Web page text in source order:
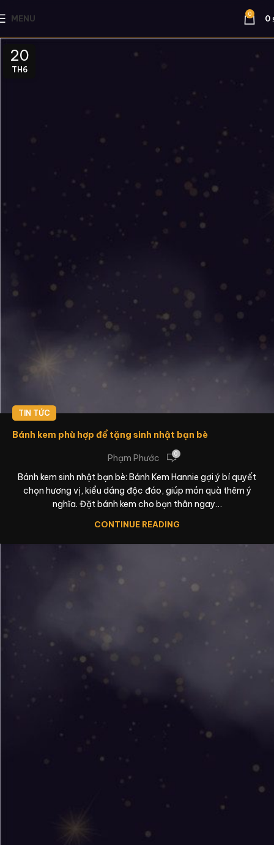
MENU 0 0
20
TH6
TIN TỨC
Bánh kem phù hợp để tặng sinh nhật bạn bè
Phạm Phước 0
Bánh kem sinh nhật bạn bè: Bánh Kem Hannie gợi ý bí quyết
chọn hương vị, kiểu dáng độc đáo, giúp món quà thêm ý
nghĩa. Đặt bánh kem cho bạn thân ngay…
CONTINUE READING